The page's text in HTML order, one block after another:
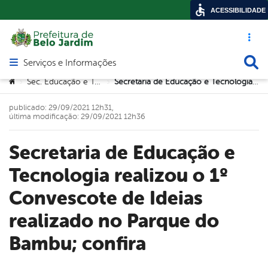
Acesso
Abrir menu principal de navegação
Serviços e Informações
Você está aqui:
> Sec. Educação e Tecnologia > Secretaria de Educação e Tecnologia realizou o 1º Convescote de Ideias realizado no Parque do Bambu; confira
Secretaria de Educação e
Tecnologia realizou o 1º
Convescote de Ideias
realizado no Parque do
Bambu; confira
publicado: 29/09/2021 12h31,
última modificação: 29/09/2021 12h36
ACESSIBILIDADE